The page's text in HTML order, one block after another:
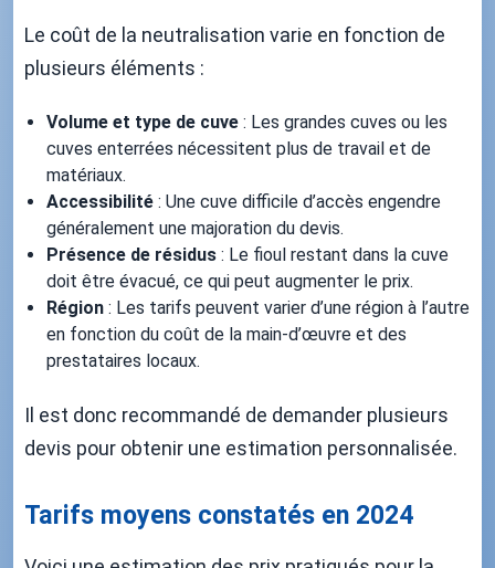
Le coût de la neutralisation varie en fonction de
plusieurs éléments :
Volume et type de cuve : Les grandes cuves ou les
cuves enterrées nécessitent plus de travail et de
matériaux.
Accessibilité : Une cuve difficile d’accès engendre
généralement une majoration du devis.
Présence de résidus : Le fioul restant dans la cuve
doit être évacué, ce qui peut augmenter le prix.
Région : Les tarifs peuvent varier d’une région à l’autre
en fonction du coût de la main-d’œuvre et des
prestataires locaux.
Il est donc recommandé de demander plusieurs
devis pour obtenir une estimation personnalisée.
Tarifs moyens constatés en 2024